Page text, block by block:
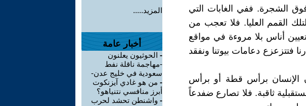
الشجرة. ففي الغابات التي
القمم العليا. فلا تعجب من
أناس بلا مروءة في مواقع
فتتزعزع دعامات بيوتنا ونفقد
الإنسان برأس قطة أو برأس
ثاقبة. فلا تصارع ضفدعاً
المزيد.....
أخبار عامة
- الحوثيون يعلنون
-مهاجمة ناقلة نفط
سعودية في خليج عدن-
- من هو غادي آيزنكوت
أبرز منافسي نتنياهو؟
- واشنطن تحشد لحرب